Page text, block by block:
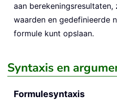
aan
waarden en gedefinieerde
formule kunt opslaan.
Syntaxis en
Formulesyntaxis